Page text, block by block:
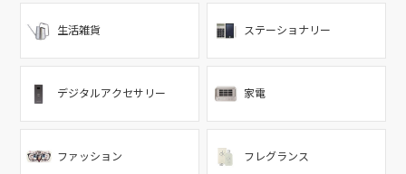
生活雑貨 ステーショナリー
デジタルアクセサリー 家電
ファッション フレグランス